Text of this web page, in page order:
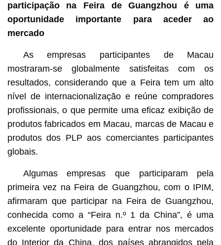
participação na Feira de Guangzhou é uma
oportunidade importante para aceder ao
mercado
As empresas participantes de Macau
mostraram-se globalmente satisfeitas com os
resultados, considerando que a Feira tem um alto
nível de internacionalização e reúne compradores
profissionais, o que permite uma eficaz exibição de
produtos fabricados em Macau, marcas de Macau e
produtos dos PLP aos comerciantes participantes
globais.
Algumas empresas que participaram pela
primeira vez na Feira de Guangzhou, com o IPIM,
afirmaram que participar na Feira de Guangzhou,
conhecida como a “Feira n.º 1 da China”, é uma
excelente oportunidade para entrar nos mercados
do Interior da China, dos países abrangidos pela